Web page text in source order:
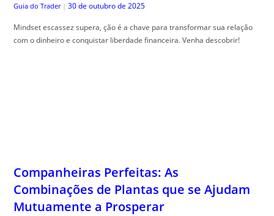
Guia do Trader | 30 de outubro de 2025
Mindset escassez supera, ção é a chave para transformar sua relação
com o dinheiro e conquistar liberdade financeira. Venha descobrir!
Companheiras Perfeitas: As
Combinações de Plantas que se Ajudam
Mutuamente a Prosperar